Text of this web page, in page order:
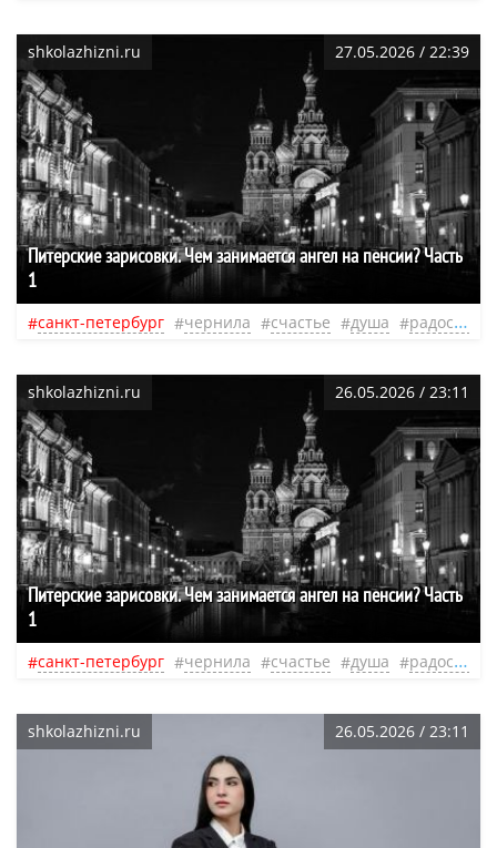
shkolazhizni.ru 27.05.2026 / 22:39
Питерские зарисовки. Чем занимается ангел на пенсии? Часть
1
санкт-петербург чернила счастье душа радость
shkolazhizni.ru 26.05.2026 / 23:11
Питерские зарисовки. Чем занимается ангел на пенсии? Часть
1
санкт-петербург чернила счастье душа радость
shkolazhizni.ru 26.05.2026 / 23:11